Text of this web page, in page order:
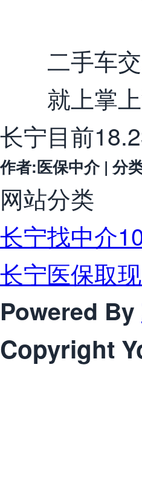
二手车交
就上掌上
长宁目前
作者:医保中介 | 分
网站分类
长宁找中介
长宁医保取
Powered By
Copyright